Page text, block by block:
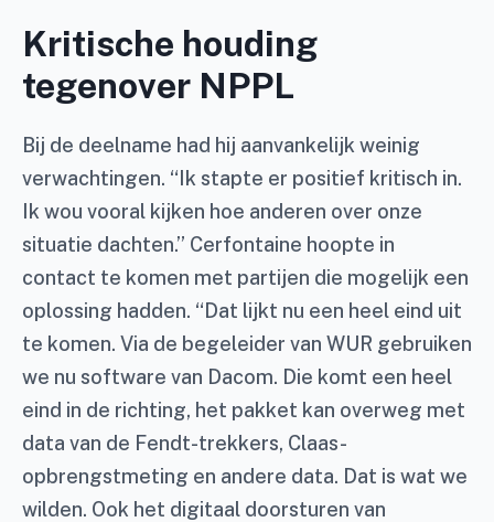
Kritische houding
tegenover NPPL
Bij de deelname had hij aanvankelijk weinig
verwachtingen. “Ik stapte er positief kritisch in.
Ik wou vooral kijken hoe anderen over onze
situatie dachten.” Cerfontaine hoopte in
contact te komen met partijen die mogelijk een
oplossing hadden. “Dat lijkt nu een heel eind uit
te komen. Via de begeleider van WUR gebruiken
we nu software van Dacom. Die komt een heel
eind in de richting, het pakket kan overweg met
data van de Fendt-trekkers, Claas-
opbrengstmeting en andere data. Dat is wat we
wilden. Ook het digitaal doorsturen van